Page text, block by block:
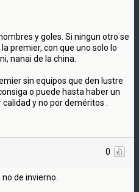
y goles. Si ningun otro se
premier, con que uno solo lo
nanai de la china.
sin equipos que den lustre
o puede hasta haber un
y no por deméritos .
0
de invierno.